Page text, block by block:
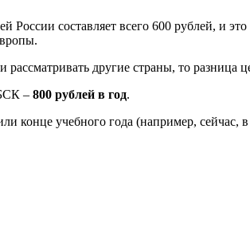
России составляет всего 600 рублей, и
другие страны, то разница
– 800 рублей в год.
конце учебного года (например, сейчас,